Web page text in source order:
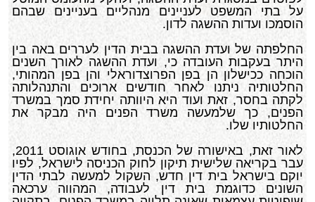
על בתי המשפט לעניינים מנהליים בעניינים שבהם
הוסמכו ועדות ההשגה לדון.
החלפתה של ועדת ההשגה בבית הדין לעררים באה בין
היתר בעקבות העובדה כי, ועדת ההשגה לאורך השנים
הוכחה ככישלון הן בפן הפרוצדוראלי והן בפן המהותי,
החלטותיה ניתנו לאחר חודשים ארוכים והתנהלותה
לקתה בחסר, זאת ועוד היא היוותה יחידת סמך במשרד
הפנים, כך שלמעשה משרד הפנים היה מבקר את
החלטותיו שלו.
לאור זאת, באישורה של הכנסת, בחודש אוגוסט 2011,
עבר בקריאה שלישית תיקון לחוק הכניסה לישראל, לפיו
יוקם בישראל בית דין חדש, השקול למעשה לבתי הדין
השונים כדוגמת בית דין לעבודה, המהווה ערכאה